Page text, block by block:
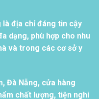
là địa chỉ đáng tin cậy
dạng, phù hợp cho nhu
và trong các cơ sở y
Đà Nẵng, cửa hàng
chất lượng, tiện nghi